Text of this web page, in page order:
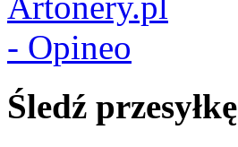
Śledź przesyłkę